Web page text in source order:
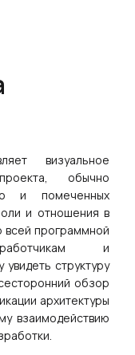
визуальное
обычно
и помеченных
и отношения в
всей программной
и
структуру
обзор
архитектуры
взаимодействию